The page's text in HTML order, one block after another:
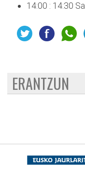
14:00 : 14:30
ERANTZUN